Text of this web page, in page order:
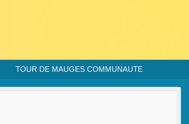
TOUR DE MAUGES COMMUNAUTE